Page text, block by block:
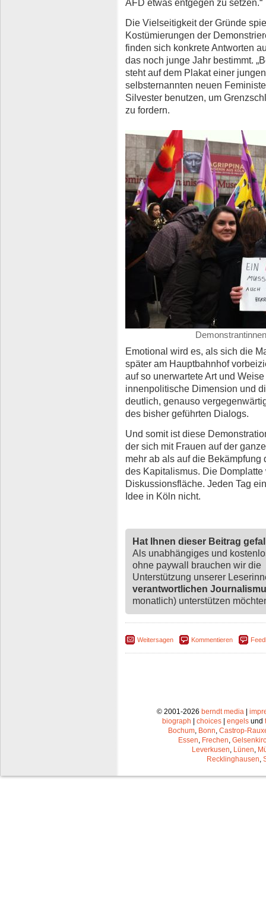
Die Vielseitigkeit der Gründe
Kostümierungen der
finden sich konkrete Antworten
das noch junge Jahr bestimmt.
steht auf dem Plakat einer
selbsternannten neuen
Silvester benutzen, um
zu fordern.
Emotional wird es, als sich die
später am Hauptbahnhof
auf so unerwartete Art und
innenpolitische Dimension und
deutlich, genauso
des bisher geführten Dialogs.
Und somit ist diese
der sich mit Frauen auf der
mehr ab als auf die
des Kapitalismus. Die
Diskussionsfläche. Jeden Tag
Idee in Köln nicht.
Hat Ihnen dieser Beitrag
Als unabhängiges und
ohne paywall brauchen wir die
Unterstützung unserer
verantwortlichen
monatlich) unterstützen
Weitersagen Kommentieren
© 2001-2026 berndt media |
biograph | choices | engels und
Bochum Bonn Castrop-
Essen Frechen
Leverkusen Lünen
Recklinghausen